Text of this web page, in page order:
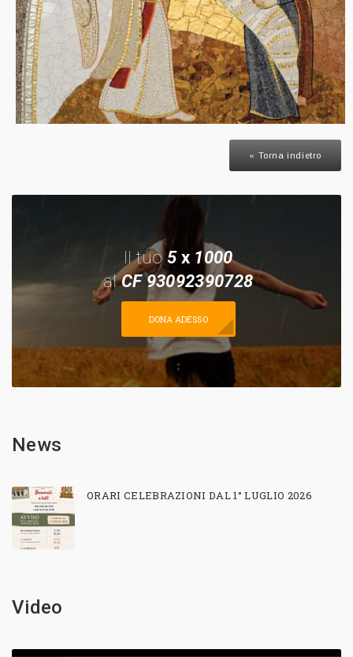
« Torna indietro
Il tuo 5x 1000
alCF 93092390728
DONA ADESSO
News
ORARI CELEBRAZIONI DAL 1° LUGLIO 2026
Video